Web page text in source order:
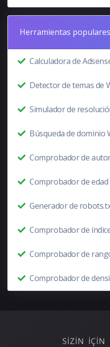
Herramientas populares
Calculadora de
Detector de temas de
Simulador de
Búsqueda de dominio
Comprobador de
Comprobador de
Generador de
Comprobador de
Comprobador de
Comprobador de
SİZİN İÇİN